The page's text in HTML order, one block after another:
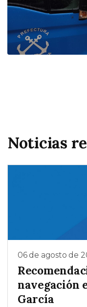
Noticias
06 de agosto de
navegación
García